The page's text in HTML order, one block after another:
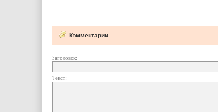
Комментарии
Заголовок:
Текст: